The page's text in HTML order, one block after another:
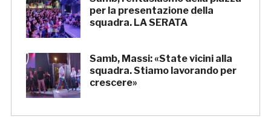
per la presentazione della
squadra. LA SERATA
Samb, Massi: «State vicini alla
squadra. Stiamo lavorando per
crescere»